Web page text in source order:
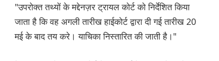
"उपरोक्त तथ्यों के मद्देनज़र ट्रायल कोर्ट को निर्देशित किया
जाता है कि वह अगली तारीख हाईकोर्ट द्वारा दी गई तारीख 20
मई के बाद तय करे। याचिका निस्तारित की जाती है।"